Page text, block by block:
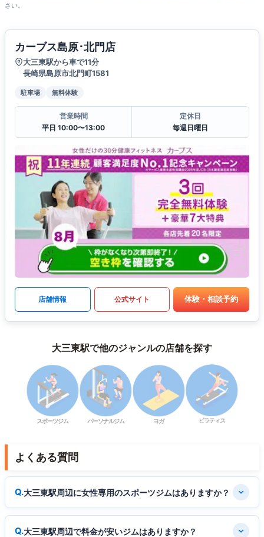
さい。
カーブス島原･北門店
大三東駅から車で11分
長崎県島原市北門町1581
駐車場 無料体験
営業時間
平日 10:00〜13:00
定休日
毎週日曜日
店舗情報 公式サイト 体験・相談予約
大三東駅で他のジャンルの店舗を探す
スポーツジム パーソナルジム ヨガ ピラティス
よくある質問
大三東駅周辺に女性専用のスポーツジムはありますか？
大三東駅周辺で料金が安いジムはありますか？